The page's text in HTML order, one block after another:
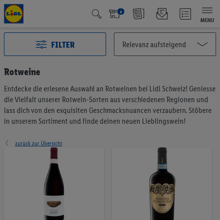
x
MENU
Rotweine
Entdecke die erlesene Auswahl an Rotweinen bei Lidl Schweiz! Geniesse
die Vielfalt unserer Rotwein-Sorten aus verschiedenen Regionen und
lass dich von den exquisiten Geschmacksnuancen verzaubern. Stöbere
in unserem Sortiment und finde deinen neuen Lieblingswein!
zurück zur Übersicht
FILTER
Alle Kategorien 2993
Aktuelle Aktionen 127
Qualité Suisse 438
Testsieger 65
Vegan & Vegetarisch
Früchte & Gemüse
Brot & Backwaren
Müesli & Brotaufstrich
Kaffee & Tee 75
Milchprodukte & Eier